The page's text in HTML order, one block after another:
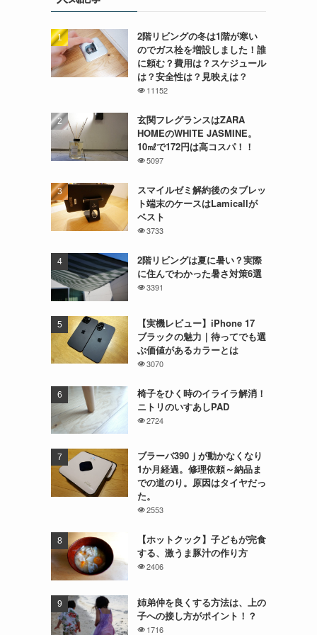
2階リビングの冬は1階が寒い
のでガス栓を増設しました！誰
に頼む？費用は？スケジュール
は？安全性は？見映えは？
11152
玄関フレグランスはZARA
HOMEのWHITE JASMINE。
10㎖で172円は高コスパ！！
5097
スマイルゼミ解約後のタブレッ
ト端末のケースはLamicallが
ベスト
3733
2階リビングは夏に暑い？実際
に住んでわかった暑さ対策6選
3391
【実機レビュー】iPhone 17
ブラックの魅力｜待ってでも選
ぶ価値があるカラーとは
3070
椅子をひく時のイライラ解消！
ニトリのいすあしPAD
2724
ブラーバ390ｊが動かなくなり
1か月経過。修理依頼～納品ま
での道のり。原因はタイヤだっ
た。
2553
【ホットクック】子どもが完食
する、激うま豚汁の作り方
2406
姉弟仲を良くする方法は、上の
子への接し方がポイント！？
1716